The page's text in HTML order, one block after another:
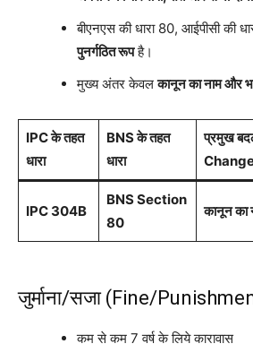
बीएनएस की धारा 80, आईपीसी की
पुनर्गठित रूपहै।
मुख्य अंतर केवलकानून का नाम और
IPC के तहत
धारा
BNS के तहत
धारा
प्रमुख
IPC 304B
BNS Section
80
कानून का
जुर्माना/सजा (Fine/
कम से कम 7 वर्ष के लिये कारावास